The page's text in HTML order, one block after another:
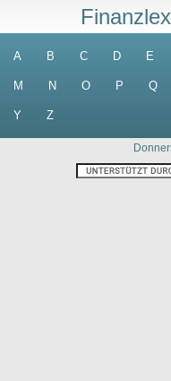
A B C D E
M N O P Q
Y Z